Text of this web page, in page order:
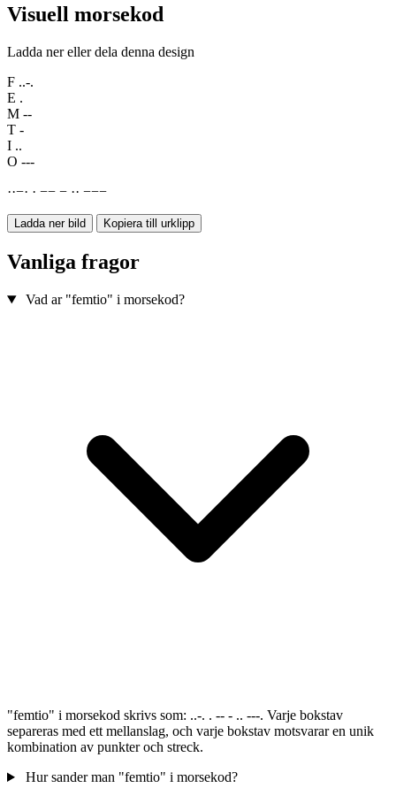
Visuell morsekod
Ladda ner eller dela denna design
F ..-.
E .
M --
T -
I ..
O ---
··−· · −− − ·· −−−
Ladda ner bild Kopiera till urklipp
Vanliga fragor
Vad ar "femtio" i morsekod?
"femtio" i morsekod skrivs som: ..-. . -- - .. ---. Varje bokstav
separeras med ett mellanslag, och varje bokstav motsvarar en unik
kombination av punkter och streck.
Hur sander man "femtio" i morsekod?